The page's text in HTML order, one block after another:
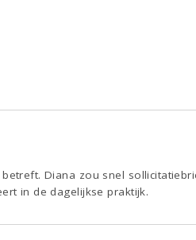
Diana zou snel
in de dagelijkse praktijk.